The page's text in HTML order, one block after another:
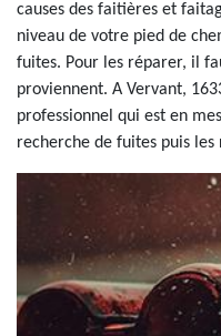
causes des faitières et
niveau de votre pied de
fuites. Pour les réparer, il
proviennent. A Vervant,
professionnel qui est en
recherche de fuites puis